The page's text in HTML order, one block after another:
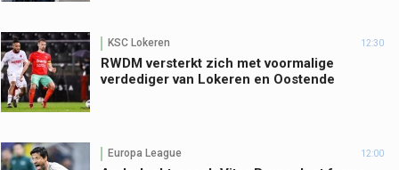
KSC Lokeren 12:30
RWDM versterkt zich met voormalige
verdediger van Lokeren en Oostende
Europa League 12:00